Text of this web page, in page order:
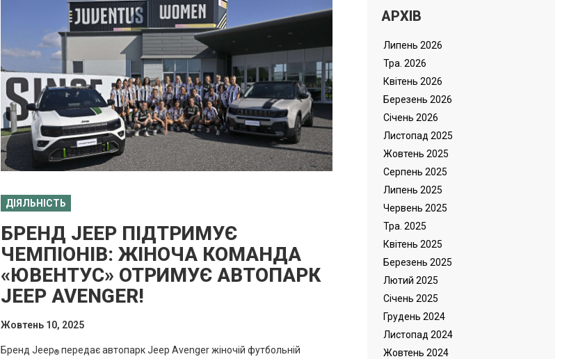
ДІЯЛЬНІСТЬ
БРЕНД JEEP ПІДТРИМУЄ
ЧЕМПІОНІВ: ЖІНОЧА КОМАНДА
«ЮВЕНТУС» ОТРИМУЄ АВТОПАРК
JEEP AVENGER!
Жовтень 10, 2025
Бренд Jeep® передає автопарк Jeep Avenger жіночій футбольній
АРХІВ
Липень 2026
Тра. 2026
Квітень 2026
Березень 2026
Cічень 2026
Листопад 2025
Жовтень 2025
Серпень 2025
Липень 2025
Червень 2025
Тра. 2025
Квітень 2025
Березень 2025
Лютий 2025
Cічень 2025
Грудень 2024
Листопад 2024
Жовтень 2024